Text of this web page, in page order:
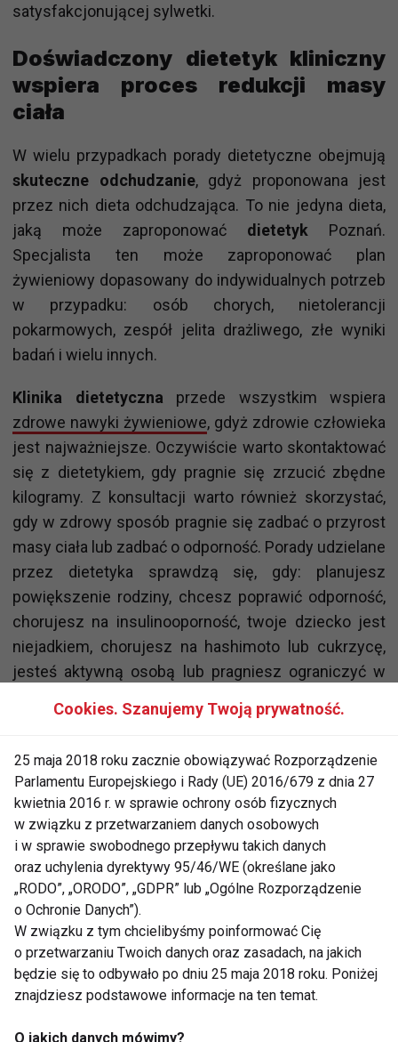
satysfakcjonującej sylwetki.
Doświadczony dietetyk kliniczny
wspiera proces redukcji masy
ciała
W wielu przypadkach porady dietetyczne obejmują
skuteczne odchudzanie, gdyż proponowana jest
przez nich dieta odchudzająca. To nie jedyna dieta,
jaką może zaproponować dietetyk Poznań.
Specjalista ten może zaproponować plan
żywieniowy dopasowany do indywidualnych potrzeb
w przypadku: osób chorych, nietolerancji
pokarmowych, zespół jelita drażliwego, złe wyniki
badań i wielu innych.
Klinika dietetyczna przede wszystkim wspiera
zdrowe nawyki żywieniowe, gdyż zdrowie człowieka
jest najważniejsze. Oczywiście warto skontaktować
się z dietetykiem, gdy pragnie się zrzucić zbędne
kilogramy. Z konsultacji warto również skorzystać,
gdy w zdrowy sposób pragnie się zadbać o przyrost
masy ciała lub zadbać o odporność. Porady udzielane
przez dietetyka sprawdzą się, gdy: planujesz
powiększenie rodziny, chcesz poprawić odporność,
chorujesz na insulinooporność, twoje dziecko jest
niejadkiem, chorujesz na hashimoto lub cukrzycę,
jesteś aktywną osobą lub pragniesz ograniczyć w
istotna jest wiedza oraz doświadczenie dietetyka w
Spożywane jedzenie dostarcza do organizmu
ważnych witamin, mikroelementów oraz energii.
Substancje te mogą być budulcem kości lub włosów,
a także wpływać na metabolizm lub odporność
ludzkiego ciała. Dlatego warto zwrócić uwagę na
spożywane posiłki, gdyż nieodpowiednie jedzenie
może przyczyniać się do spowolnienia metabolizmu,
pojawienia się stanów zapalnych lub rozwoju
niektórych chorób. Dbanie o dobre nawyki
świadome spożywanie posiłków. Proces ten warto
Cookies. Szanujemy Twoją prywatność.
25 maja 2018 roku zacznie obowiązywać Rozporządzenie
Parlamentu Europejskiego i Rady (UE) 2016/679 z dnia 27
kwietnia 2016 r. w sprawie ochrony osób fizycznych
w związku z przetwarzaniem danych osobowych
i w sprawie swobodnego przepływu takich danych
oraz uchylenia dyrektywy 95/46/WE (określane jako
„RODO”, „ORODO”, „GDPR” lub „Ogólne Rozporządzenie
o Ochronie Danych”).
W związku z tym chcielibyśmy poinformować Cię
o przetwarzaniu Twoich danych oraz zasadach, na jakich
będzie się to odbywało po dniu 25 maja 2018 roku. Poniżej
znajdziesz podstawowe informacje na ten temat.
O jakich danych mówimy?